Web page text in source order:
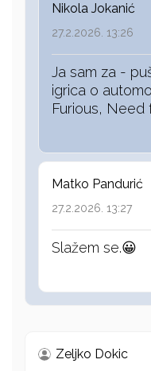
Nikola Jokanić
27.2.2026. 13:26
Ja sam za -
igrica o
Furious, Need
Matko Pandurić
27.2.2026. 13:27
Slažem se.😀
Zeljko Dokic